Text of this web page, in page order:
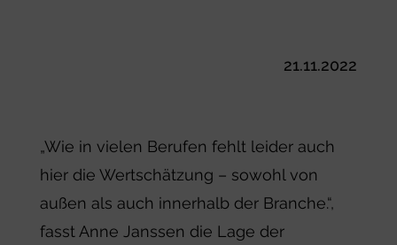
21.11.2022
„Wie in vielen Berufen fehlt leider auch
hier die Wertschätzung – sowohl von
außen als auch innerhalb der Branche.“,
fasst Anne Janssen die Lage der